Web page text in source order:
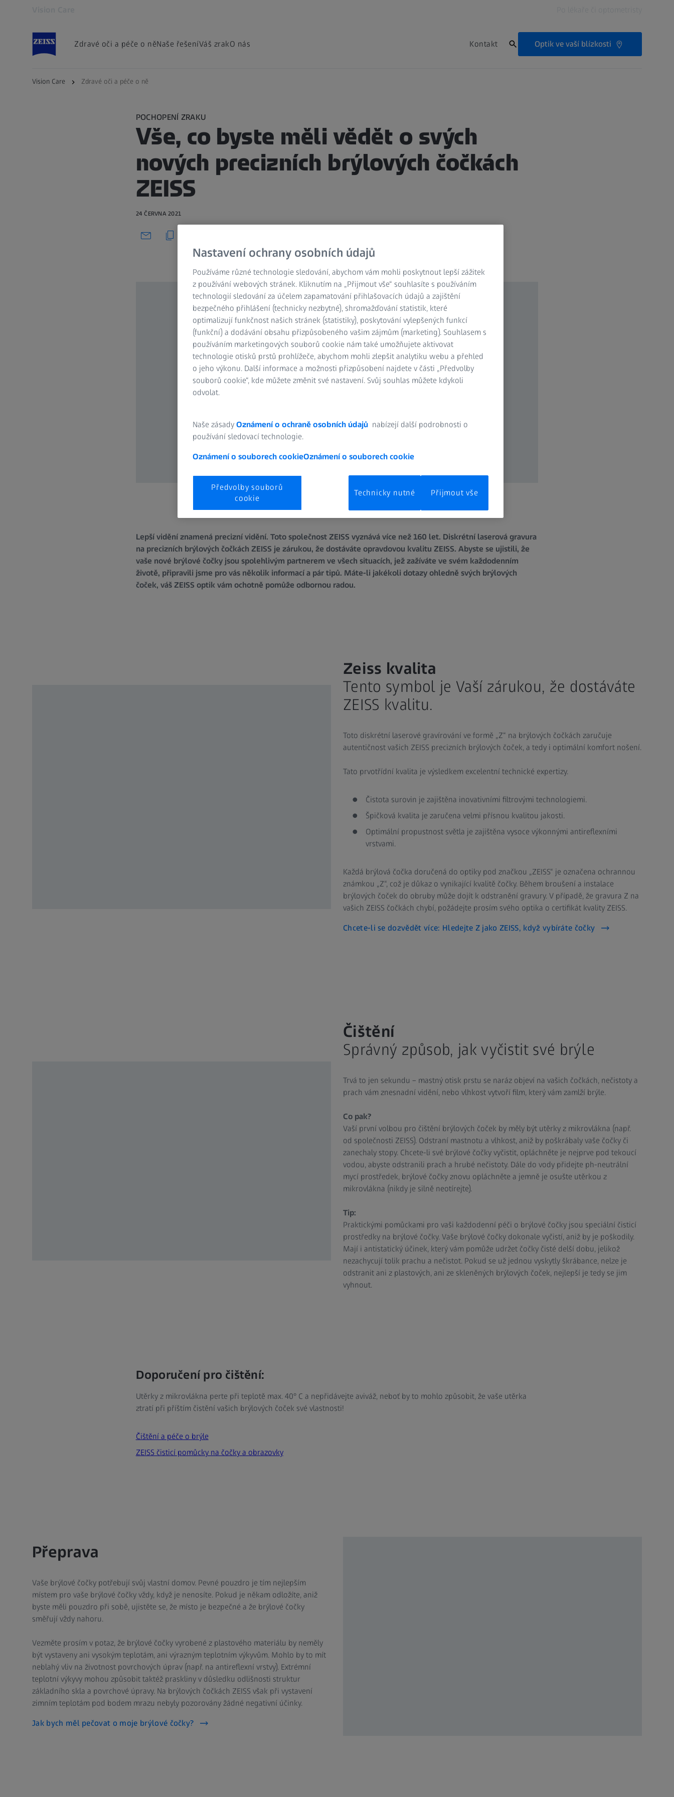
Zdravé oči a péče o něNaše řešeníVáš zrakO nás Kontakt Optik ve vaší blízkosti
Vision Care Zdravé oči a péče o ně
POCHOPENÍ ZRAKU
Vše, co byste měli vědět o svých
nových precizních brýlových čočkách
ZEISS
24 ČERVNA 2021
Lepší vidění znamená precizní vidění. Toto společnost ZEISS vyznává více než 160 let. Diskrétní laserová gravura
na precizních brýlových čočkách ZEISS je zárukou, že dostáváte opravdovou kvalitu ZEISS. Abyste se ujistili, že
vaše nové brýlové čočky jsou spolehlivým partnerem ve všech situacích, jež zažíváte ve svém každodenním
životě, připravili jsme pro vás několik informací a pár tipů. Máte-li jakékoli dotazy ohledně svých brýlových
čoček, váš ZEISS optik vám ochotně pomůže odbornou radou.
Zeiss kvalita
Tento symbol je Vaší zárukou, že dostáváte
ZEISS kvalitu.
Toto diskrétní laserové gravírování ve formě „Z“ na brýlových čočkách zaručuje
autentičnost vašich ZEISS precizních brýlových čoček, a tedy i optimální komfort nošení.
Tato prvotřídní kvalita je výsledkem excelentní technické expertizy.
Čistota surovin je zajištěna inovativními filtrovými technologiemi.
Špičková kvalita je zaručena velmi přísnou kvalitou jakosti.
Optimální propustnost světla je zajištěna vysoce výkonnými antireflexními
vrstvami.
Každá brýlová čočka doručená do optiky pod značkou „ZEISS“ je označena ochrannou
známkou „Z“, což je důkaz o vynikající kvalitě čočky. Během broušení a instalace
brýlových čoček do obruby může dojít k odstranění gravury. V případě, že gravura Z na
vašich ZEISS čočkách chybí, požádejte prosím svého optika o certifikát kvality ZEISS.
Chcete-li se dozvědět více: Hledejte Z jako ZEISS, když vybíráte čočky
Čištění
Správný způsob, jak vyčistit své brýle
Trvá to jen sekundu – mastný otisk prstu se naráz objeví na vašich čočkách, nečistoty a
prach vám znesnadní vidění, nebo vlhkost vytvoří film, který vám zamlží brýle.
Co pak?
Vaší první volbou pro čištění brýlových čoček by měly být utěrky z mikrovlákna (např.
od společnosti ZEISS). Odstraní mastnotu a vlhkost, aniž by poškrábaly vaše čočky či
zanechaly stopy. Chcete-li své brýlové čočky vyčistit, opláchněte je nejprve pod tekoucí
vodou, abyste odstranili prach a hrubé nečistoty. Dále do vody přidejte ph-neutrální
mycí prostředek, brýlové čočky znovu opláchněte a jemně je osušte utěrkou z
mikrovlákna (nikdy je silně neotírejte).
Tip:
Praktickými pomůckami pro vaši každodenní péči o brýlové čočky jsou speciální čisticí
prostředky na brýlové čočky. Vaše brýlové čočky dokonale vyčistí, aniž by je poškodily.
Mají i antistatický účinek, který vám pomůže udržet čočky čisté delší dobu, jelikož
nezachycují tolik prachu a nečistot. Pokud se už jednou vyskytly škrábance, nelze je
odstranit ani z plastových, ani ze skleněných brýlových čoček, nejlepší je tedy se jim
vyhnout.
Doporučení pro čištění:
Utěrky z mikrovlákna perte při teplotě max. 40° C a nepřidávejte aviváž, neboť by to mohlo způsobit, že vaše utěrka
ztratí při příštím čistění vašich brýlových čoček své vlastnosti!
Čištění a péče o brýle
ZEISS čisticí pomůcky na čočky a obrazovky
Přeprava
Vaše brýlové čočky potřebují svůj vlastní domov. Pevné pouzdro je tím nejlepším
místem pro vaše brýlové čočky vždy, když je nenosíte. Pokud je někam odložíte, aniž
byste měli pouzdro při sobě, ujistěte se, že místo je bezpečné a že brýlové čočky
směřují vždy nahoru.
Vezměte prosím v potaz, že brýlové čočky vyrobené z plastového materiálu by neměly
být vystaveny ani vysokým teplotám, ani výrazným teplotním výkyvům. Mohlo by to mít
neblahý vliv na životnost povrchových úprav (např. na antireflexní vrstvy). Extrémní
teplotní výkyvy mohou způsobit taktéž praskliny v důsledku odlišnosti struktur
základního skla a povrchové úpravy. Na brýlových čočkách ZEISS však při vystavení
zimním teplotám pod bodem mrazu nebyly pozorovány žádné negativní účinky.
Jak bych měl pečovat o moje brýlové čočky?
Nastavení ochrany osobních údajů
Používáme různé technologie sledování, abychom vám mohli poskytnout lepší zážitek
z používání webových stránek. Kliknutím na „Přijmout vše“ souhlasíte s používáním
technologií sledování za účelem zapamatování přihlašovacích údajů a zajištění
bezpečného přihlášení (technicky nezbytné), shromažďování statistik, které
optimalizují funkčnost našich stránek (statistiky), poskytování vylepšených funkcí
(funkční) a dodávání obsahu přizpůsobeného vašim zájmům (marketing). Souhlasem s
používáním marketingových souborů cookie nám také umožňujete aktivovat
technologie otisků prstů prohlížeče, abychom mohli zlepšit analytiku webu a přehled
o jeho výkonu. Další informace a možnosti přizpůsobení najdete v části „Předvolby
souborů cookie“, kde můžete změnit své nastavení. Svůj souhlas můžete kdykoli
odvolat.
Naše zásady Oznámení o ochraně osobních údajů nabízejí další podrobnosti o
používání sledovací technologie.
Oznámení o souborech cookieOznámení o souborech cookie
Předvolby souborů
cookie
Technicky nutné Přijmout vše